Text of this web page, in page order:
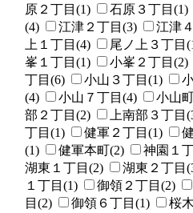
原２丁目(1)
石原３丁目(1)
(4)
江津２丁目(3) 江津
上１丁目(4)
尾ノ上３丁目
峯１丁目(1)
小峯２丁目(2)
丁目(6)
小山３丁目(1)
(4)
小山７丁目(4) 小山
部２丁目(2)
上南部３丁目
丁目(1)
健軍２丁目(1)
(1)
健軍本町(2) 神園１
湖東１丁目(2)
湖東２丁目
１丁目(1)
御領２丁目(2)
目(2)
御領６丁目(1) 桜